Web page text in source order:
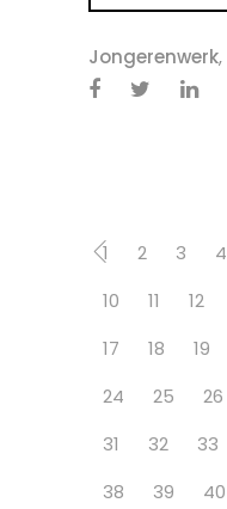
Jongerenwerk,
1 2 3 4
10
11 12
17
18 19
24
25 26
31
32 33
38
39 40